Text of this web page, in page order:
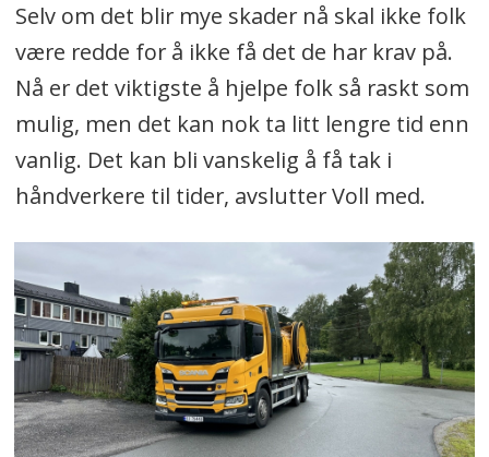
Selv om det blir mye skader nå skal ikke folk
være redde for å ikke få det de har krav på.
Nå er det viktigste å hjelpe folk så raskt som
mulig, men det kan nok ta litt lengre tid enn
vanlig. Det kan bli vanskelig å få tak i
håndverkere til tider, avslutter Voll med.